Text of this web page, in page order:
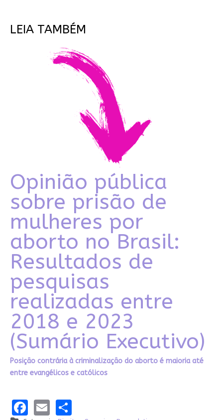
LEIA TAMBÉM
Opinião pública
sobre prisão de
mulheres por
aborto no Brasil:
Resultados de
pesquisas
realizadas entre
2018 e 2023
(Sumário Executivo)
Posição contrária à criminalização do aborto é maioria até
entre evangélicos e católicos
Facebook
EmailShare